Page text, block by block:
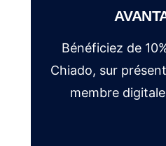
Bénéficiez de
Chiado, sur
membre